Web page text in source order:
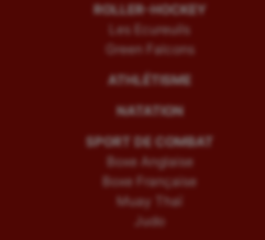
ROLLER-HOCKEY
Les Ecureuils
Green Falcons
ATHLÉTISME
NATATION
SPORT DE COMBAT
Boxe Anglaise
Boxe Française
Muay Thaï
Judo